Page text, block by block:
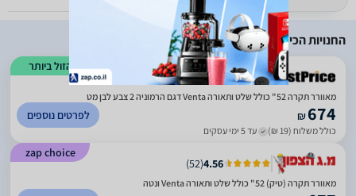
החנויות הכי זולות
הזול ביותר
מאוורר תקרה 52" כולל שלט ותאורה Venta דגם הרמוניה 2 צבע לבן מט
₪674
כולל משלוח (19 ₪) עד 5 ימי עסקים
לפרטים נוספים
zap choice
4.56
(
52
)
מאוורר תקרה (טיק) 52" כולל שלט ותאורה Venta ונטה